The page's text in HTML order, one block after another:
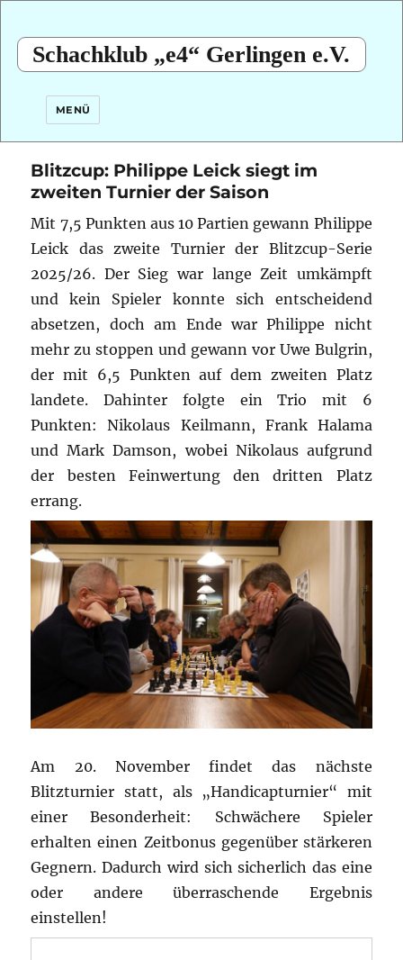
Schachklub „e4“ Gerlingen e.V.
MENÜ
Blitzcup: Philippe Leick siegt im
zweiten Turnier der Saison
Mit 7,5 Punkten aus 10 Partien gewann Philippe
Leick das zweite Turnier der Blitzcup-Serie
2025/26. Der Sieg war lange Zeit umkämpft
und kein Spieler konnte sich entscheidend
absetzen, doch am Ende war Philippe nicht
mehr zu stoppen und gewann vor Uwe Bulgrin,
der mit 6,5 Punkten auf dem zweiten Platz
landete. Dahinter folgte ein Trio mit 6
Punkten: Nikolaus Keilmann, Frank Halama
und Mark Damson, wobei Nikolaus aufgrund
der besten Feinwertung den dritten Platz
errang.
Am 20. November findet das nächste
Blitzturnier statt, als „Handicapturnier“ mit
einer Besonderheit: Schwächere Spieler
erhalten einen Zeitbonus gegenüber stärkeren
Gegnern. Dadurch wird sich sicherlich das eine
oder andere überraschende Ergebnis
einstellen!